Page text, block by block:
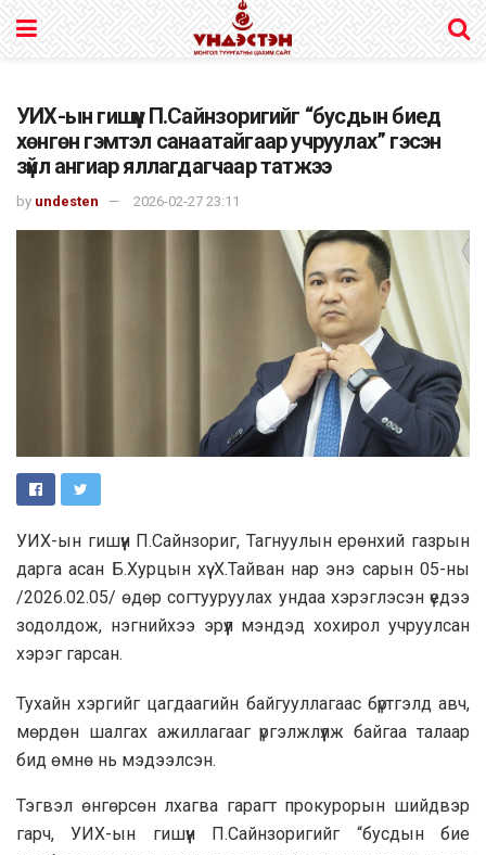
УИХ-ын гишүүн П.Сайнзоригийг “бусдын биед
хөнгөн гэмтэл санаатайгаар учруулах” гэсэн
зүйл ангиар яллагдагчаар татжээ
by undesten 2026-02-27 23:11
УИХ-ын гишүүн П.Сайнзориг, Тагнуулын ерөнхий газрын
дарга асан Б.Хурцын хүү Х.Тайван нар энэ сарын 05-ны
/2026.02.05/ өдөр согтууруулах ундаа хэрэглэсэн үедээ
зодолдож, нэгнийхээ эрүүл мэндэд хохирол учруулсан
хэрэг гарсан.
Тухайн хэргийг цагдаагийн байгууллагаас бүртгэлд авч,
мөрдөн шалгах ажиллагааг үргэлжлүүлж байгаа талаар
бид өмнө нь мэдээлсэн.
Тэгвэл өнгөрсөн лхагва гарагт прокурорын шийдвэр
гарч, УИХ-ын гишүүн П.Сайнзоригийг “бусдын бие